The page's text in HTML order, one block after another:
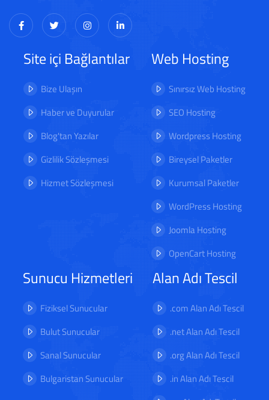
Site içi Bağlantılar
Bize Ulaşın
Haber ve Duyurular
Blog'tan Yazılar
Gizlilik Sözleşmesi
Hizmet Sözleşmesi
Web Hosting
Sınırsız Web Hosting
SEO Hosting
Wordpress Hosting
Bireysel Paketler
Kurumsal Paketler
WordPress Hosting
Joomla Hosting
OpenCart Hosting
Sunucu Hizmetleri
Fiziksel Sunucular
Bulut Sunucular
Sanal Sunucular
Bulgaristan Sunucular
Alan Adı Tescil
.com Alan Adı Tescil
.net Alan Adı Tescil
.org Alan Adı Tescil
.in Alan Adı Tescil